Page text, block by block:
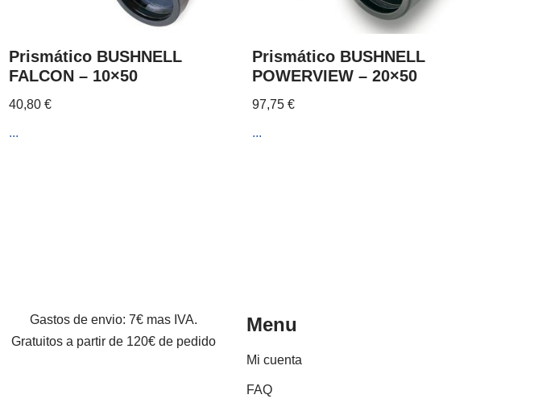
Prismático BUSHNELL
FALCON – 10×50
40,80 €
...
Prismático BUSHNELL
POWERVIEW – 20×50
97,75€
...
Gastos de envio: 7€ mas IVA.
Gratuitos a partir de 120€ de pedido
Menu
Mi cuenta
FAQ